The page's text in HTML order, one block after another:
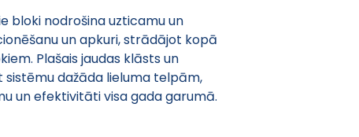
bloki nodrošina uzticamu un
un apkuri, strādājot kopā
Plašais jaudas klāsts un
dažāda lieluma telpām,
un efektivitāti visa gada garumā.